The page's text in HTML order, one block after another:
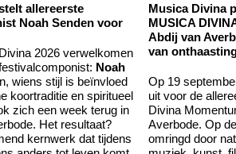
allereerste
Noah Senden voor
2026 verwelkomen
Noah
wiens stijl is beïnvloed
koortraditie en spiritueel
zich een week terug in
Het resultaat?
kernwerk dat tijdens
Musica Divina
MUSICA
Abdij van
van
Op 19
uit voor de
Divina
Averbode. Op
omringd door